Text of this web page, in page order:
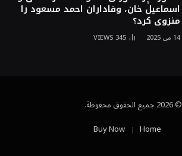
اسماعیل خان، وفاداران احمد مسعود را
منزوی کرد؟
14 می 2025 345
VIEWS
© 2026 جميع الحقوق محفوظة.
Home
Buy Now